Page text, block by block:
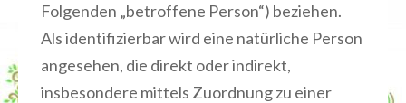
Folgenden „betroffene Person“) beziehen.
Als identifizierbar wird eine natürliche Person
angesehen, die direkt oder indirekt,
insbesondere mittels Zuordnung zu einer